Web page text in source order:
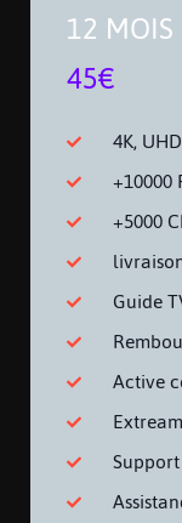
12 MOIS
45€
4K,
+10000
+5000
Guide
Active